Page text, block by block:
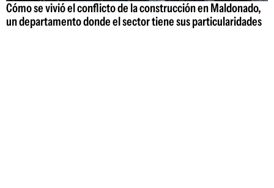
Cómo se vivió el conflicto de la construcción en Maldonado,
un departamento donde el sector tiene sus particularidades